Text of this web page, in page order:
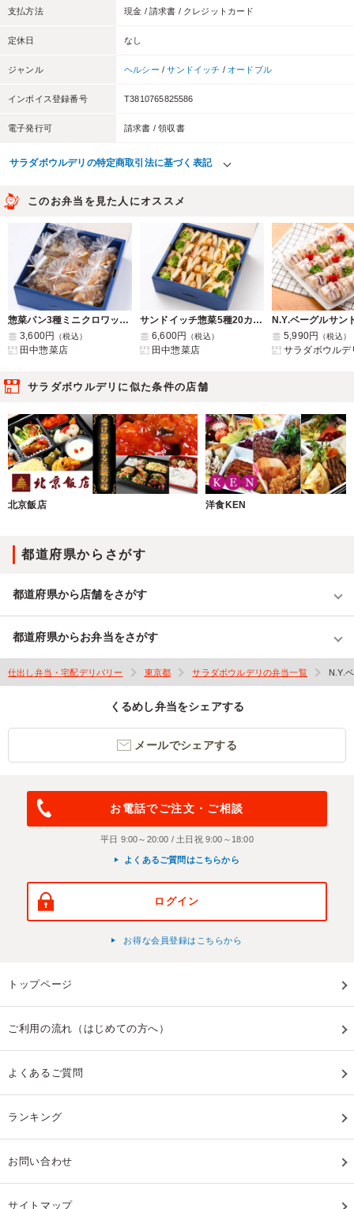
支払方法 現金 / 請求書 / クレジットカード
定休日 なし
ジャンル ヘルシー /サンドイッチ / オードブル
インボイス登録番号 T3810765825586
電子発行可 請求書 / 領収書
サラダボウルデリの特定商取引法に基づく表記
このお弁当を見た人にオススメ
惣菜パン3種ミニクロワッサン詰め合わせBOX
3,600円
（税込）
田中惣菜店
サンドイッチ惣菜5種20カット
6,600円
（税込）
田中惣菜店
5,990円 （税込）
サラダボウルデ
サラダボウルデリに似た条件の店舗
北京飯店 洋食KEN
都道府県からさがす
都道府県から店舗をさがす
都道府県からお弁当をさがす
仕出し弁当・宅配デリバリー 東京都 サラダボウルデリの弁当一覧 N.Y.
くるめし弁当をシェアする
メールでシェアする
お電話でご注文・ご相談
平日 9:00～20:00 / 土日祝 9:00～18:00
よくあるご質問はこちらから
ログイン
お得な会員登録はこちらから
トップページ
ご利用の流れ（はじめての方へ）
よくあるご質問
ランキング
お問い合わせ
サイトマップ